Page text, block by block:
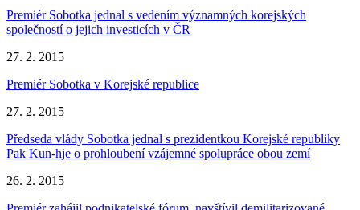
Premiér Sobotka jednal s vedením významných korejských
společností o jejich investicích v ČR
27. 2. 2015
Premiér Sobotka v Korejské republice
27. 2. 2015
Předseda vlády Sobotka jednal s prezidentkou Korejské republiky
Pak Kun-hje o prohloubení vzájemné spolupráce obou zemí
26. 2. 2015